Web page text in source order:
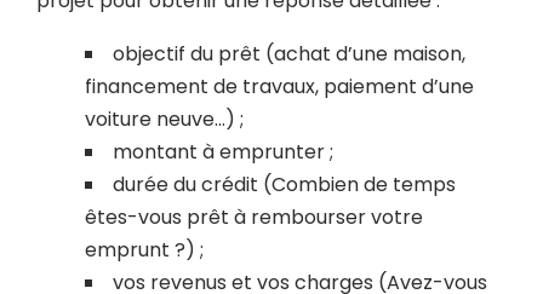
objectif du prêt (achat d’une maison,
financement de travaux, paiement d’une
voiture neuve…) ;
montant à emprunter ;
durée du crédit (Combien de temps
êtes-vous prêt à rembourser votre
emprunt ?) ;
vos revenus et vos charges (Avez-vous